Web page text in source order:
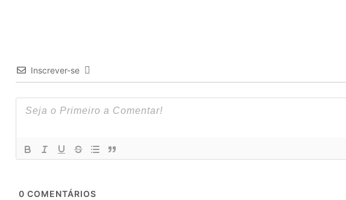
Inscrever-se
0 COMENTÁRIOS